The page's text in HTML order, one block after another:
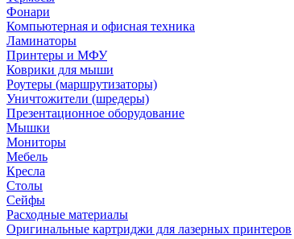
Фонари
Компьютерная и офисная техника
Ламинаторы
Принтеры и МФУ
Коврики для мыши
Роутеры (маршрутизаторы)
Уничтожители (шредеры)
Презентационное оборудование
Мышки
Мониторы
Мебель
Кресла
Столы
Сейфы
Расходные материалы
Оригинальные картриджи для лазерных принтеров